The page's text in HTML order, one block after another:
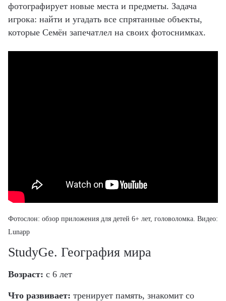
фотографирует новые места и предметы. Задача
игрока: найти и угадать все спрятанные объекты,
которые Семён запечатлел на своих фотоснимках.
Фотослон: обзор приложения для детей 6+ лет, головоломка. Видео:
Lunapp
StudyGe. География мира
Возраст: с 6 лет
Что развивает: тренирует память, знакомит со